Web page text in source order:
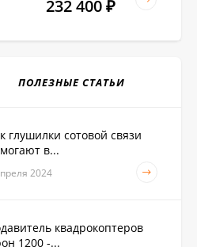
232 400 ₽
ПОЛЕЗНЫЕ СТАТЬИ
глушилки сотовой связи
в...
2024
квадрокоптеров
1200 -...